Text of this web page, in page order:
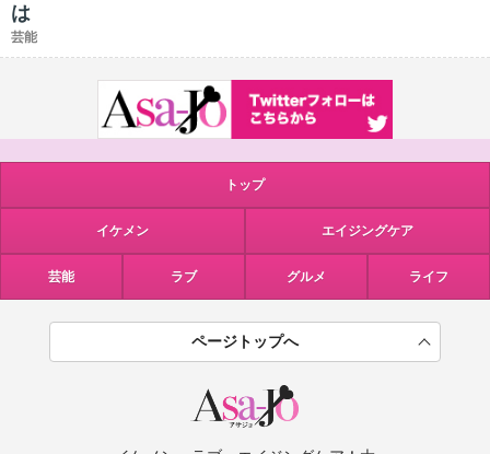
は
芸能
トップ
イケメン エイジングケア
芸能 ラブ グルメ ライフ
ページトップへ